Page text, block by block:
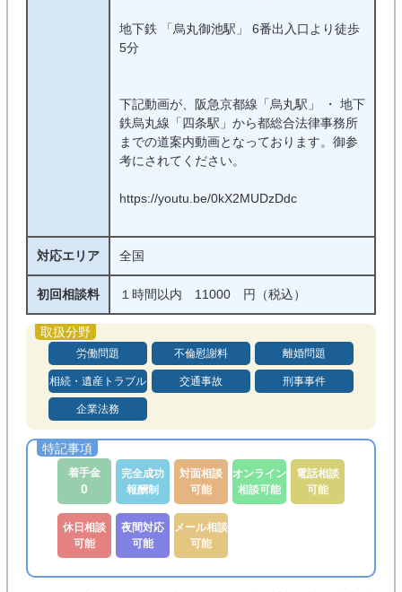
初回相談料無料
オンライン相談可能 電話相談可能
夜間対応可能
メール相談可能 後払い可能
分割払い可能
地下鉄 「烏丸御池駅」 6番出入口より徒歩
5分
下記動画が、阪急京都線「烏丸駅」 ・ 地下
鉄烏丸線「四条駅」から都総合法律事務所
までの道案内動画となっております。御参
考にされてください。
https://youtu.be/0kX2MUDzDdc
対応エリア 全国
初回相談料 １時間以内 11000 円（税込）
労働問題 不倫慰謝料 離婚問題
相続・遺産トラブル 交通事故 刑事事件
企業法務
着手金
0
完全成功
報酬制
対面相談
可能
オンライン
相談可能
電話相談
可能
休日相談
可能
夜間対応
可能
メール相談
可能